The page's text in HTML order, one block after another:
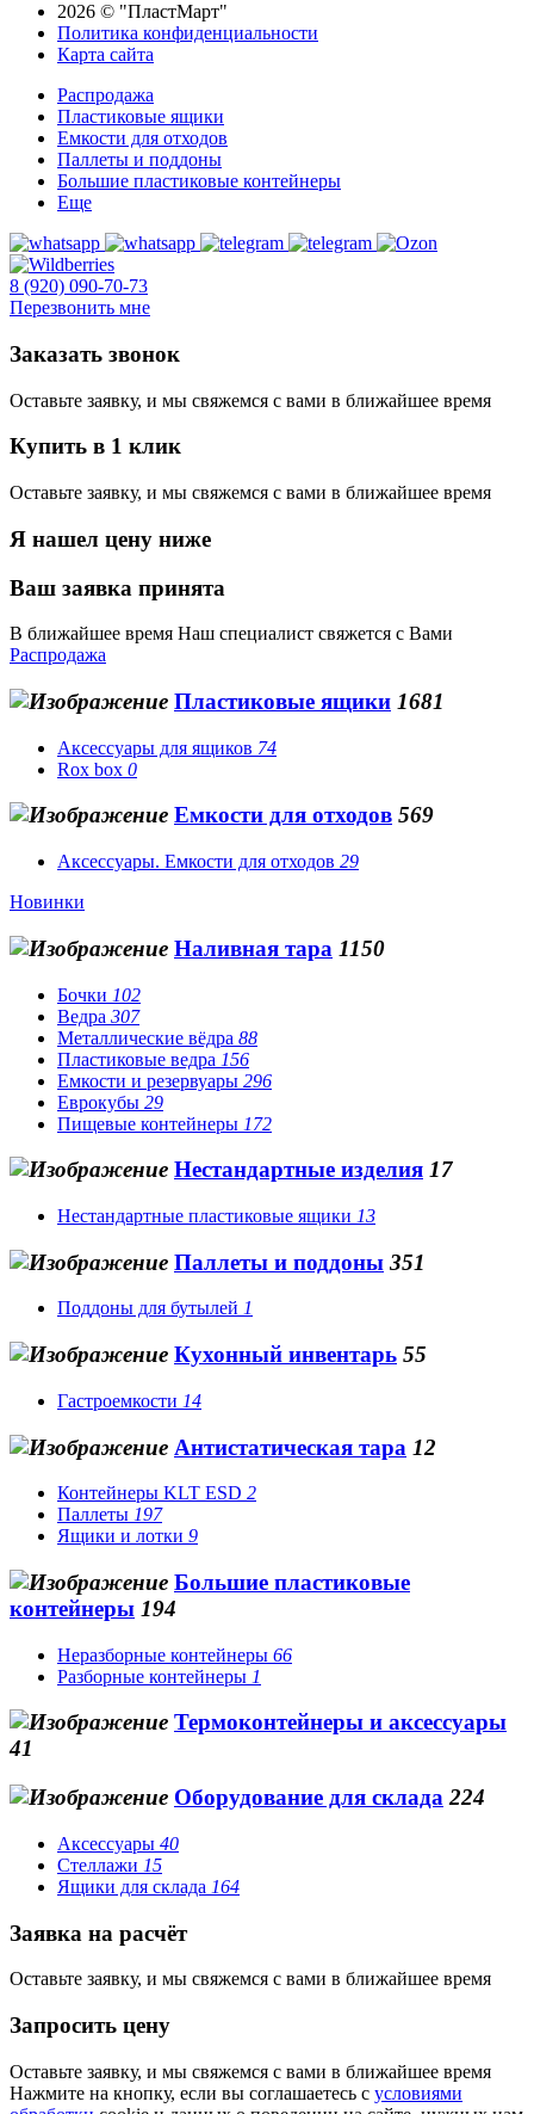
2026 © "ПластМарт"
Политика конфиденциальности
Карта сайта
Распродажа
Пластиковые ящики
Емкости для отходов
Паллеты и поддоны
Большие пластиковые контейнеры
Еще
8 (920) 090-70-73
Перезвонить мне
Заказать звонок
Оставьте заявку, и мы свяжемся с вами в ближайшее время
Купить в 1 клик
Оставьте заявку, и мы свяжемся с вами в ближайшее время
Я нашел цену ниже
Ваш заявка принята
В ближайшее время Наш специалист свяжется с Вами
Распродажа
Пластиковые ящики 1681
Аксессуары для ящиков 74
Rox box 0
Емкости для отходов 569
Аксессуары. Емкости для отходов 29
Новинки
Наливная тара 1150
Бочки 102
Ведра 307
Металлические вёдра 88
Пластиковые ведра 156
Емкости и резервуары 296
Еврокубы 29
Пищевые контейнеры 172
Нестандартные изделия 17
Нестандартные пластиковые ящики 13
Паллеты и поддоны 351
Поддоны для бутылей 1
Кухонный инвентарь 55
Гастроемкости 14
Антистатическая тара 12
Контейнеры KLT ESD 2
Паллеты 197
Ящики и лотки 9
Большие пластиковые
контейнеры 194
Неразборные контейнеры 66
Разборные контейнеры 1
Термоконтейнеры и аксессуары
41
Оборудование для склада 224
Аксессуары 40
Стеллажи 15
Ящики для склада 164
Заявка на расчёт
Оставьте заявку, и мы свяжемся с вами в ближайшее время
Запросить цену
Оставьте заявку, и мы свяжемся с вами в ближайшее время
Нажмите на кнопку, если вы соглашаетесь с условиями